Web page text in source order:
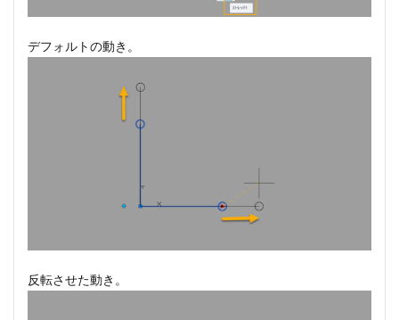
デフォルトの動き。
反転させた動き。